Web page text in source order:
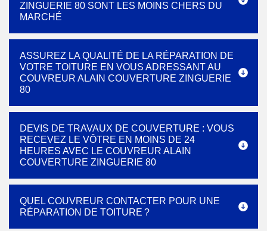
ZINGUERIE 80 SONT LES MOINS CHERS DU
MARCHÉ
ASSUREZ LA QUALITÉ DE LA RÉPARATION DE
VOTRE TOITURE EN VOUS ADRESSANT AU
COUVREUR ALAIN COUVERTURE ZINGUERIE
80
DEVIS DE TRAVAUX DE COUVERTURE : VOUS
RECEVEZ LE VÔTRE EN MOINS DE 24
HEURES AVEC LE COUVREUR ALAIN
COUVERTURE ZINGUERIE 80
QUEL COUVREUR CONTACTER POUR UNE
RÉPARATION DE TOITURE ?